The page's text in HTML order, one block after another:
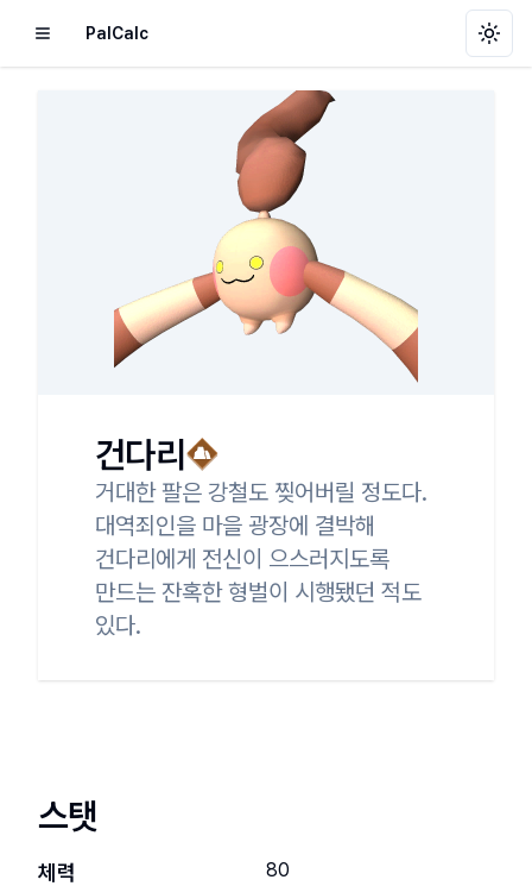
PalCalc
건다리
거대한 팔은 강철도 찢어버릴 정도다.
대역죄인을 마을 광장에 결박해
건다리에게 전신이 으스러지도록
만드는 잔혹한 형벌이 시행됐던 적도
있다.
스탯
체력 80